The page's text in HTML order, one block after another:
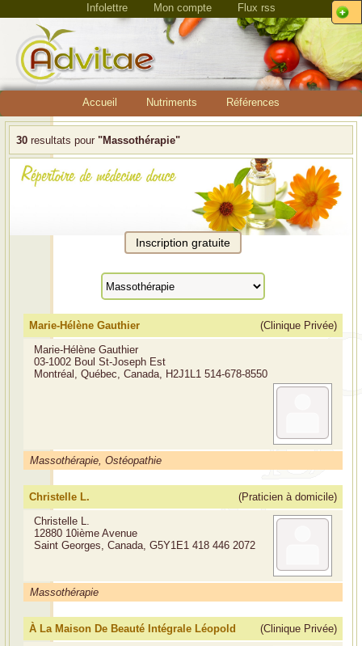
Infolettre Mon compte Flux rss
Accueil Nutriments Références
30 resultats pour "Massothérapie"
Marie-Hélène Gauthier
(Clinique Privée)
Marie-Hélène Gauthier
03-1002 Boul St-Joseph Est
Montréal, Québec, Canada, H2J1L1 514-678-8550
Massothérapie, Ostéopathie
Christelle L.
(Praticien à domicile)
Christelle L.
12880 10ième Avenue
Saint Georges, Canada, G5Y1E1 418 446 2072
Massothérapie
À La Maison De Beauté Intégrale Léopold
(Clinique Privée)